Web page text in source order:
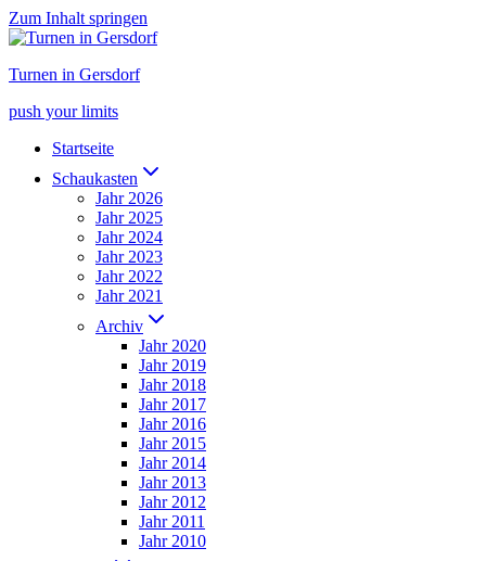
Zum Inhalt springen
Turnen in Gersdorf
push your limits
Startseite
Schaukasten
Jahr 2026
Jahr 2025
Jahr 2024
Jahr 2023
Jahr 2022
Jahr 2021
Archiv
Jahr 2020
Jahr 2019
Jahr 2018
Jahr 2017
Jahr 2016
Jahr 2015
Jahr 2014
Jahr 2013
Jahr 2012
Jahr 2011
Jahr 2010